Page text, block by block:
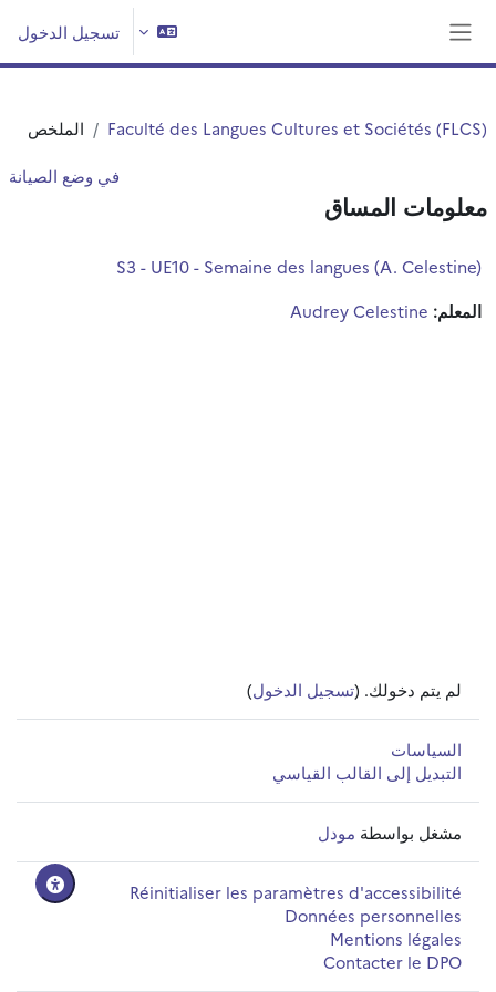
تسجيل الدخول
Faculté des Langues Cultures et Sociétés (FLCS) الملخص
في وضع الصيانة
معلومات المساق
S3 - UE10 - Semaine des langues (A. Celestine)
المعلم: Audrey Celestine
لم يتم دخولك. (تسجيل الدخول)
السياسات
التبديل إلى القالب القياسي
مشغل بواسطة مودل
Réinitialiser les paramètres d'accessibilité
Données personnelles
Mentions légales
Contacter le DPO